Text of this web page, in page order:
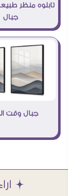
تابلوه منظر
جبال
جبال وقت
Æ اراء